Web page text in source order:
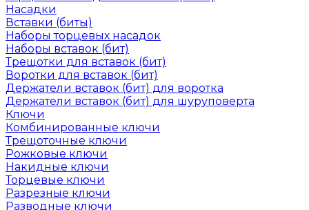
Насадки
Вставки (биты)
Наборы торцевых насадок
Наборы вставок (бит)
Трещотки для вставок (бит)
Воротки для вставок (бит)
Держатели вставок (бит) для воротка
Держатели вставок (бит) для шуруповерта
Ключи
Комбинированные ключи
Трещоточные ключи
Рожковые ключи
Накидные ключи
Торцевые ключи
Разрезные ключи
Разводные ключи